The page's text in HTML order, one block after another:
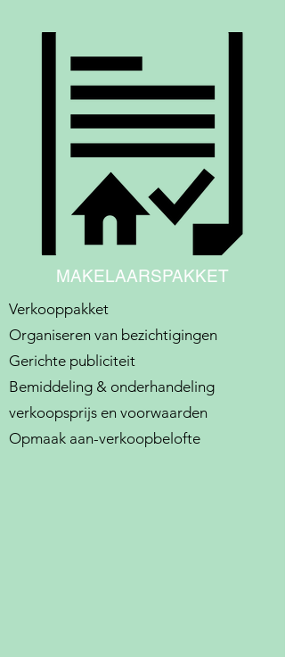
MAKELAARSPAKKET
Verkooppakket
Organiseren van bezichtigingen
Gerichte publiciteit
Bemiddeling & onderhandeling
verkoopsprijs en voorwaarden
Opmaak aan-verkoopbelofte